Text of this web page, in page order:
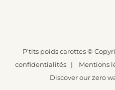
P'tits poids carottes©
confidentialités | Mentions
Discover our zero